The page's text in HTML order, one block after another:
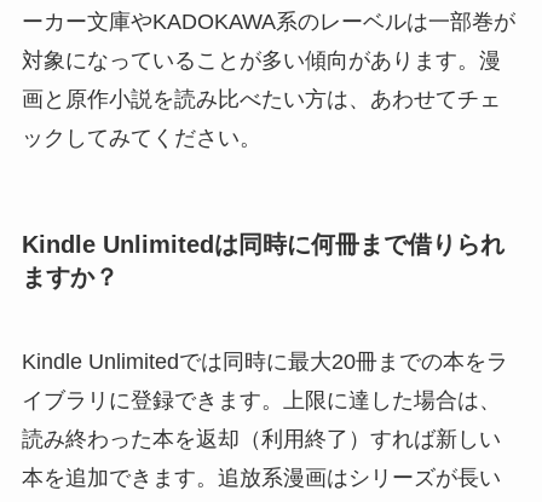
ーカー文庫やKADOKAWA系のレーベルは一部巻が
対象になっていることが多い傾向があります。漫
画と原作小説を読み比べたい方は、あわせてチェ
ックしてみてください。
Kindle Unlimitedは同時に何冊まで借りられ
ますか？
Kindle Unlimitedでは同時に最大20冊までの本をラ
イブラリに登録できます。上限に達した場合は、
読み終わった本を返却（利用終了）すれば新しい
本を追加できます。追放系漫画はシリーズが長い